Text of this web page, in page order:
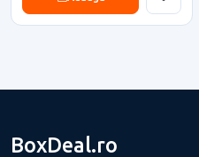
BoxDeal.ro